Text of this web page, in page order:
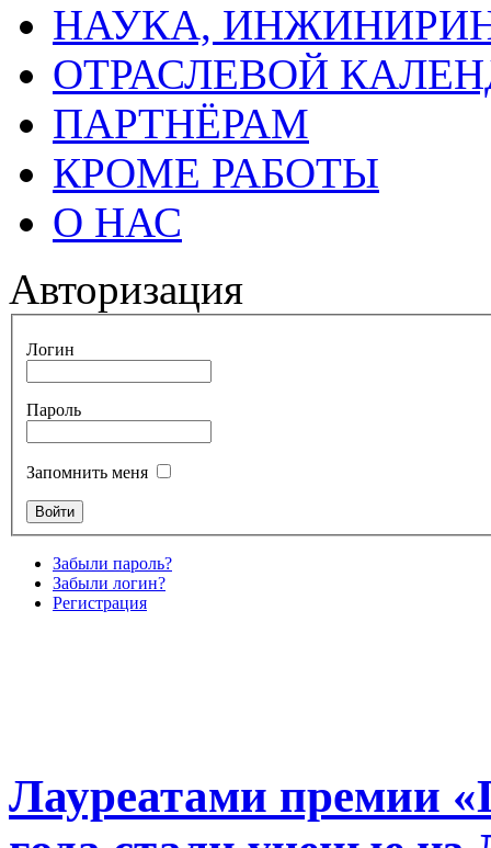
НАУКА,
ОТРАСЛЕВОЙ
ПАРТНЁРАМ
КРОМЕ РАБОТЫ
О НАС
Авторизация
Логин
Пароль
Запомнить меня
Забыли пароль?
Забыли логин?
Регистрация
Лауреатами премии